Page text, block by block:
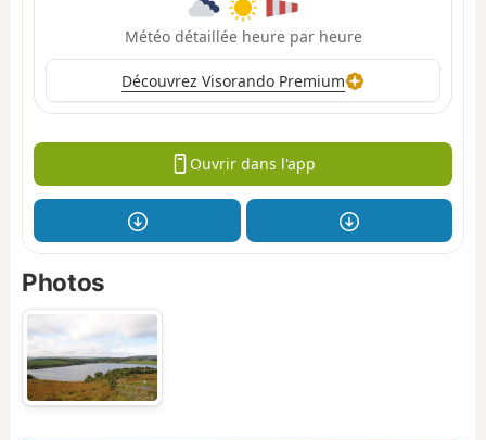
Météo détaillée heure par heure
Découvrez Visorando Premium
Ouvrir dans l'app
Photos